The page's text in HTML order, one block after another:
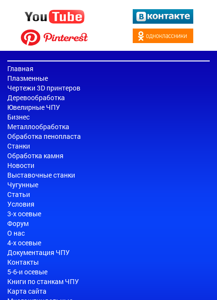
Главная
Плазменные
Чертежи 3D принтеров
Деревообработка
Ювелирные ЧПУ
Бизнес
Металлообработка
Обработка пенопласта
Станки
Обработка камня
Новости
Выставочные станки
Чугунные
Статьи
Условия
3-х осевые
Форум
О нас
4-х осевые
Документация ЧПУ
Контакты
5-6-и осевые
Книги по станкам ЧПУ
Карта сайта